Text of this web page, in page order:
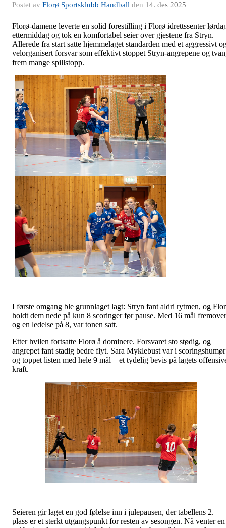
Postet av Florø Sportsklubb Handball den 14. des 2025
Florø-damene leverte en solid forestilling i Florø idrettssenter
ettermiddag og tok en komfortabel seier over gjestene fra Stryn.
Allerede fra start satte hjemmelaget standarden med et aggressivt
velorganisert forsvar som effektivt stoppet Stryn-angrepene og
frem mange spillstopp.
I første omgang ble grunnlaget lagt: Stryn fant aldri rytmen, og
holdt dem nede på kun 8 scoringer før pause. Med 16 mål fremover
og en ledelse på 8, var tonen satt.
Etter hvilen fortsatte Florø å dominere. Forsvaret sto stødig, og
angrepet fant stadig bedre flyt. Sara Myklebust var i scoringshumør
og toppet listen med hele 9 mål – et tydelig bevis på lagets
kraft.
Seieren gir laget en god følelse inn i julepausen, der tabellens 2.
plass er et sterkt utgangspunkt for resten av sesongen. Nå venter en